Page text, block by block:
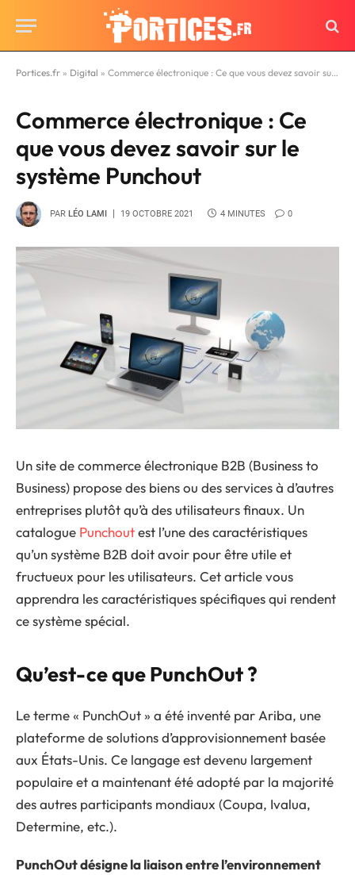
Portices.fr » Digital » Commerce électronique : Ce que vous devez savoir sur le système Punchout
Commerce électronique : Ce
que vous devez savoir sur le
système Punchout
PAR LÉO LAMI 19 OCTOBRE 2021 4 MINUTES 0
Un site de commerce électronique B2B (Business to
Business) propose des biens ou des services à d’autres
entreprises plutôt qu’à des utilisateurs finaux. Un
catalogue Punchoutest l’une des caractéristiques
qu’un système B2B doit avoir pour être utile et
fructueux pour les utilisateurs. Cet article vous
apprendra les caractéristiques spécifiques qui rendent
ce système spécial.
Qu’est-ce que PunchOut ?
Le terme « PunchOut » a été inventé par Ariba, une
plateforme de solutions d’approvisionnement basée
aux États-Unis. Ce langage est devenu largement
populaire et a maintenant été adopté par la majorité
des autres participants mondiaux (Coupa, Ivalua,
Determine, etc.).
PunchOut désigne la liaison entre l’environnement